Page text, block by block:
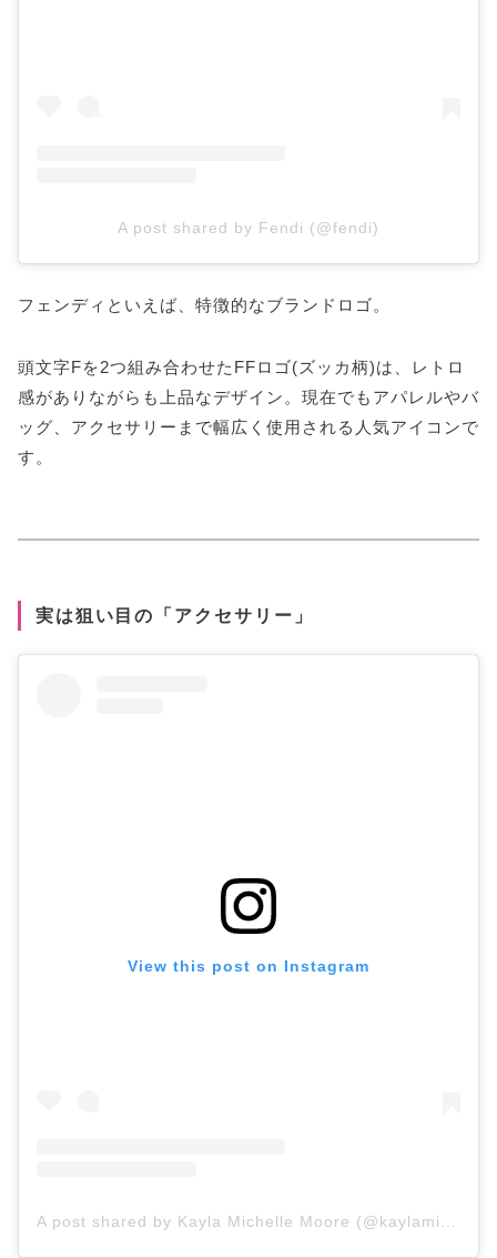
A post shared by Fendi (@fendi)
フェンディといえば、特徴的なブランドロゴ。
頭文字Fを2つ組み合わせたFFロゴ(ズッカ柄)は、レトロ
感がありながらも上品なデザイン。現在でもアパレルやバ
ッグ、アクセサリーまで幅広く使用される人気アイコンで
す。
実は狙い目の「アクセサリー」
View this post on Instagram
A post shared by Kayla Michelle Moore (@kaylamichellemoore)